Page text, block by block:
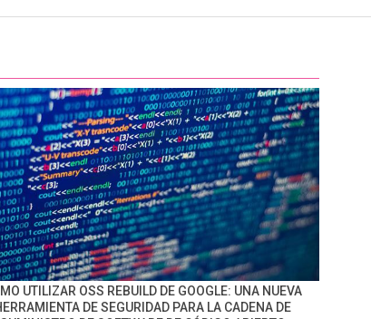
UTILIZAR OSS REBUILD DE GOOGLE: UNA NUEVA
DE SEGURIDAD PARA LA CADENA DE